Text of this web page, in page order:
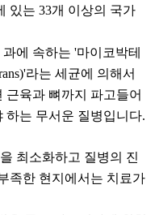
있는 33개 이상의 국가
에 속하는 '마이코박테
라는 세균에 의해서
근육과 뼈까지 파고들어
하는 무서운 질병입니다.
최소화하고 질병의 진
족한 현지에서는 치료가